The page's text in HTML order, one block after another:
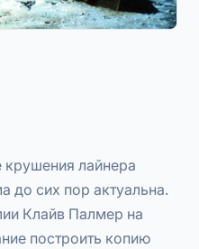
крушения лайнера
до сих пор актуальна.
Клайв Палмер на
построить копию